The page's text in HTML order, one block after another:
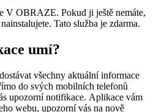
V OBRAZE. Pokud ji ještě nemáte,
Tato služba je zdarma.
umí?
všechny aktuální informace
do svých mobilních telefonů
upozorní notifikace. Aplikace vám
webu, upozorní vás na nově